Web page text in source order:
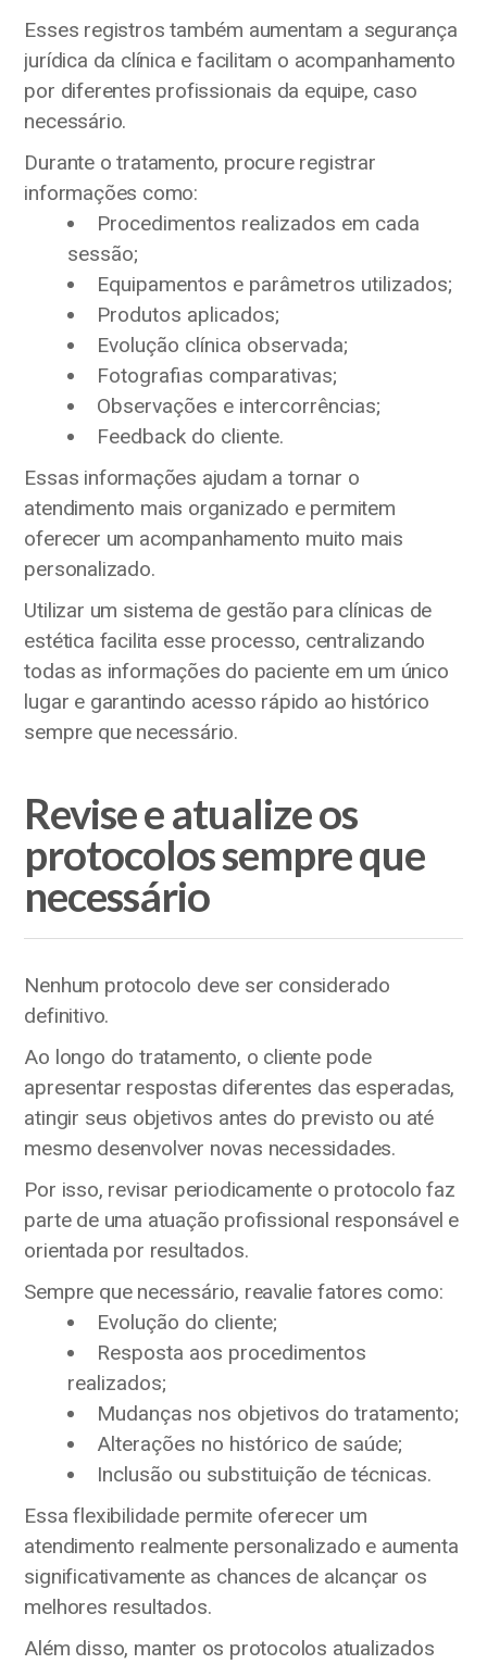
Esses registros também aumentam a segurança
jurídica da clínica e facilitam o acompanhamento
por diferentes profissionais da equipe, caso
necessário.
Durante o tratamento, procure registrar
informações como:
Procedimentos realizados em cada
sessão;
Equipamentos e parâmetros utilizados;
Produtos aplicados;
Evolução clínica observada;
Fotografias comparativas;
Observações e intercorrências;
Feedback do cliente.
Essas informações ajudam a tornar o
atendimento mais organizado e permitem
oferecer um acompanhamento muito mais
personalizado.
Utilizar um sistema de gestão para clínicas de
estética facilita esse processo, centralizando
todas as informações do paciente em um único
lugar e garantindo acesso rápido ao histórico
sempre que necessário.
Revise e atualize os
protocolos sempre que
necessário
Nenhum protocolo deve ser considerado
definitivo.
Ao longo do tratamento, o cliente pode
apresentar respostas diferentes das esperadas,
atingir seus objetivos antes do previsto ou até
mesmo desenvolver novas necessidades.
Por isso, revisar periodicamente o protocolo faz
parte de uma atuação profissional responsável e
orientada por resultados.
Sempre que necessário, reavalie fatores como:
Evolução do cliente;
Resposta aos procedimentos
realizados;
Mudanças nos objetivos do tratamento;
Alterações no histórico de saúde;
Inclusão ou substituição de técnicas.
Essa flexibilidade permite oferecer um
atendimento realmente personalizado e aumenta
significativamente as chances de alcançar os
melhores resultados.
Além disso, manter os protocolos atualizados